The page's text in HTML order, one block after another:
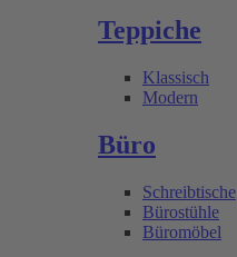
Teppiche
Klassisch
Modern
Büro
Schreibtische
Bürostühle
Büromöbel